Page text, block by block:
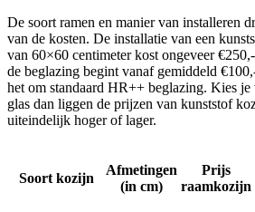
De soort ramen en manier van installeren
van de kosten. De installatie van een
van 60×60 centimeter kost ongeveer
de beglazing begint vanaf gemiddeld
het om standaard HR++ beglazing. Kies
glas dan liggen de prijzen van kunststof
uiteindelijk hoger of lager.
Soort kozijn
Afmetingen
(in cm)
Prijs
raamkozijn